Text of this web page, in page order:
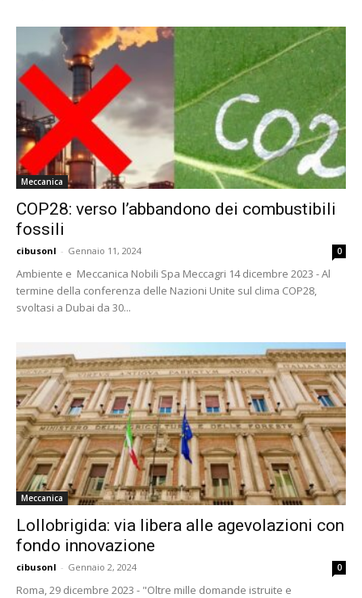
Meccanica
COP28: verso l’abbandono dei combustibili
fossili
cibusonl - Gennaio 11, 2024 0
Ambiente e Meccanica Nobili Spa Meccagri 14 dicembre 2023 - Al
termine della conferenza delle Nazioni Unite sul clima COP28,
svoltasi a Dubai da 30...
Meccanica
Lollobrigida: via libera alle agevolazioni con
fondo innovazione
cibusonl - Gennaio 2, 2024 0
Roma, 29 dicembre 2023 - "Oltre mille domande istruite e